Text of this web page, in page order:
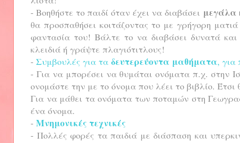
- Βοηθήστε το παιδί όταν έχει να διαβάσει μεγάλα
θα προσπαθήσει κοιτάζοντας το με γρήγορη
φαντασία του! Βάλτε το να διαβάσει δυνατά
κλειδιά ή γράψτε πλαγιότιτλους!
- Συμβουλές για τα δευτερεύοντα μαθήματα, για
- Για να μπορέσει να θυμάται ονόματα π.χ. στην
ονομάστε την με το όνομα που λέει το βιβλίο.
Για να μάθει τα ονόματα των ποταμών στη
ένα όνομα.
- Μνημονικές τεχνικές
- Πολλές φορές τα παιδιά με διάσπαση και